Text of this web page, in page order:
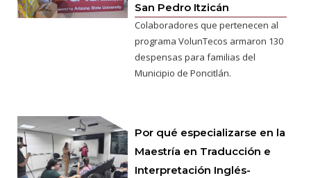
San Pedro Itzicán
Colaboradores que pertenecen al
programa VolunTecos armaron 130
despensas para familias del
Municipio de Poncitlán.
Por qué especializarse en la
Maestría en Traducción e
Interpretación Inglés-